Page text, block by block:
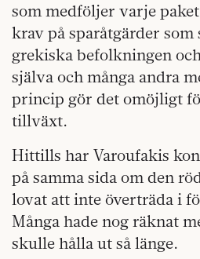
som medföljer varje
krav på sparåtgärder
grekiska befolkningen
själva och många andra
princip gör det omöjligt
tillväxt.
Hittills har Varoufakis
på samma sida om den
lovat att inte överträda i
Många hade nog räknat
skulle hålla ut så länge.